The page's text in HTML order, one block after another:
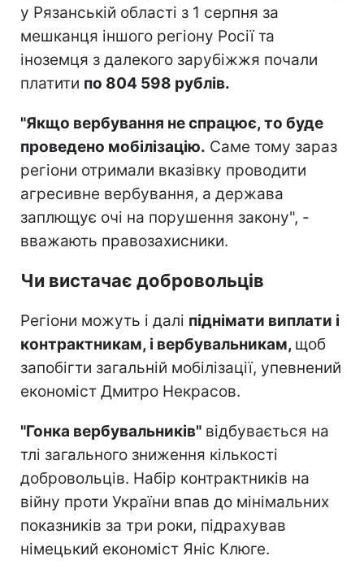
у Рязанській області з 1 серпня за
мешканця іншого регіону Росії та
іноземця з далекого зарубіжжя почали
платити по 804 598 рублів.
"Якщо вербування не спрацює, то буде
проведено мобілізацію. Саме тому зараз
регіони отримали вказівку проводити
агресивне вербування, а держава
заплющує очі на порушення закону", -
вважають правозахисники.
Чи вистачає добровольців
Регіони можуть і далі піднімати виплати і
контрактникам, і вербувальникам, щоб
запобігти загальній мобілізації, упевнений
економіст Дмитро Некрасов.
"Гонка вербувальників" відбувається на
тлі загального зниження кількості
добровольців. Набір контрактників на
війну проти України впав до мінімальних
показників за три роки, підрахував
німецький економіст Яніс Клюге.